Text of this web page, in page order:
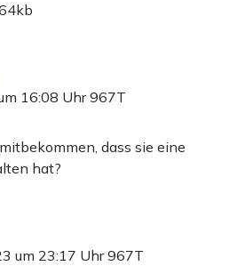
16:08 Uhr967T
dass sie eine
hat?
um 23:17 Uhr967T